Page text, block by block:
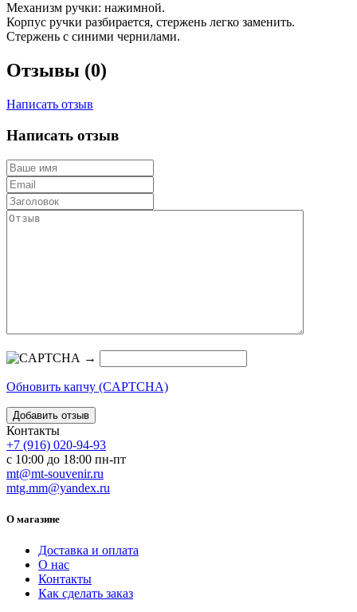
Механизм ручки: нажимной.
Корпус ручки разбирается, стержень легко заменить.
Стержень с синими чернилами.
Отзывы (0)
Написать отзыв
Написать отзыв
→
Обновить капчу (CAPTCHA)
Контакты
+7 (916) 020-94-93
с 10:00 до 18:00 пн-пт
mt@mt-souvenir.ru
mtg.mm@yandex.ru
О магазине
Доставка и оплата
О нас
Контакты
Как сделать заказ